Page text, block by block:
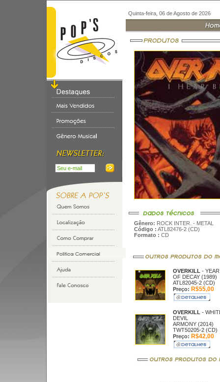
Quinta-feira, 06 de Agosto de 2026
Gênero: ROCK INTER. - METAL
Código : ATL82476-2 (CD)
Formato : CD
OVERKILL -
OF DECAY (1989)
ATL82045-2 (CD)
Preço: R$55,00
OVERKILL -
DEVIL
ARMONY (2014)
TWT50205-2 (CD)
Preço: R$42,00